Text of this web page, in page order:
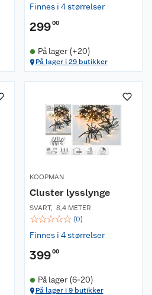
Finnes i 4 størrelser
29900
På lager (+20)
På lager i 29 butikker
KOOPMAN
Cluster lysslynge
SVART, 8,4 METER
☆☆☆☆☆ (0)
Finnes i 4 størrelser
39900
På lager (6-20)
På lager i 9 butikker